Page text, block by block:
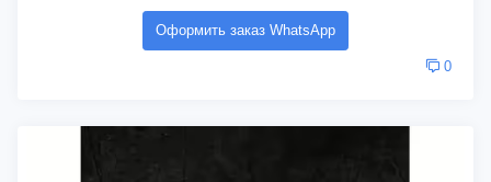
Оформить заказ WhatsApp
0